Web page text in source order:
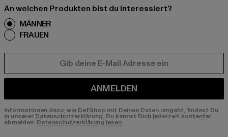
An welchen Produkten bist du interessiert?
MÄNNER
FRAUEN
ANMELDEN
Informationen dazu, wie DefShop mit Deinen Daten umgeht, findest Du
in unserer Datenschutzerklärung. Du kannst Dich jederzeit kostenfei
abmelden. Datenschutzerklärung lesen.